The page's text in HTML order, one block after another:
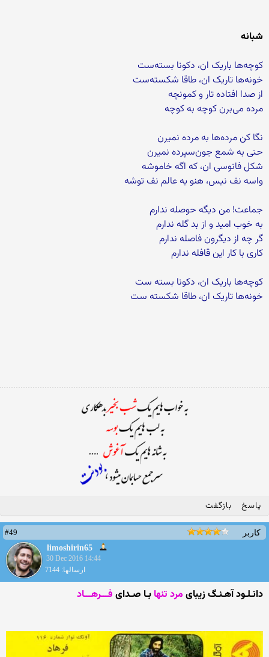
شبانه
کوچه‌ها باریک ان، دکونا بسته‌ست
خونه‌ها تاریک ان، طاقا شکسته‌ست
از صدا افتاده تار و کمونچه
مرده می‌برن کوچه به کوچه
نگا کن مرده‌ها به مرده نمیرن
حتی به شمع جون‌سپرده نمیرن
شکل فانوسی ان، که اگه خاموشه
واسه نف نیس، هنو یه عالم نف توشه
جماعت! من دیگه حوصله ندارم
به خوب امید و از بد گله ندارم
گر چه از دیگرون فاصله ندارم
کاری با کار این قافله ندارم
کوچه‌ها باریک ان، دکونا بسته ست
خونه‌ها تاریک ان، طاقا شکسته ست
پاسخ بازگفت
کاربر
#49
limoshirin65
30 Dec 2016 14:44
ارسالها: 7144
دانـلـود آهـنـگ زیبای مرد تنها بـا صـدای فـــرهـــاد